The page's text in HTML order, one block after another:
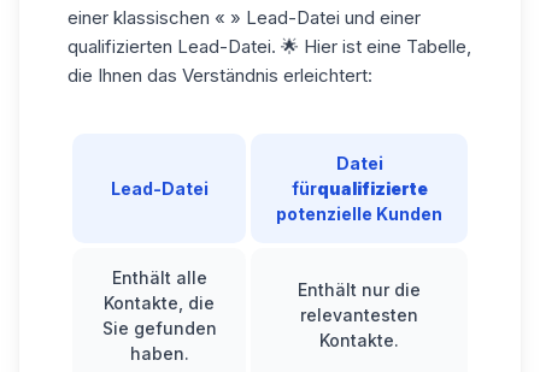
einer klassischen « » Lead-Datei und einer
qualifizierten Lead-Datei. 🌟 Hier ist eine Tabelle,
die Ihnen das Verständnis erleichtert:
Lead-Datei
Datei
fürqualifizierte
potenzielle Kunden
Enthält alle
Kontakte, die
Sie gefunden
haben.
Enthält nur die
relevantesten
Kontakte.